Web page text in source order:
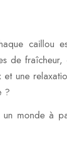
caillou
de
une
?
monde à